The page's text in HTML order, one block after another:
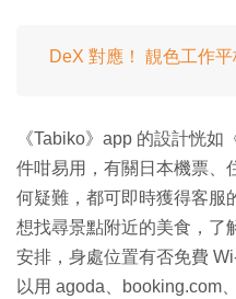
DeX 對應！ 靚色工作
《Tabiko》app 的設計恍
件咁易用，有關日本機票、
何疑難，都可即時獲得客服
想找尋景點附近的美食，了
安排，身處位置有否免費
以用 agoda、booking.com